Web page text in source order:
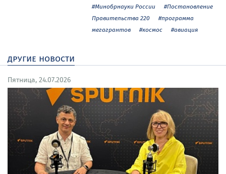
#Минобрнауки России
#Постановление
Правительства 220
#программа
мегагрантов
#космос #авиация
другие новости
Пятница, 24.07.2026